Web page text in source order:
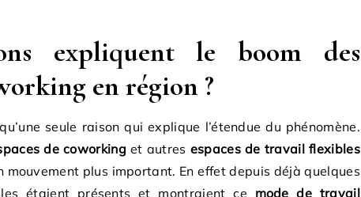
expliquent le boom des
en région ?
seule raison qui explique l’étendue du phénomène.
de coworkinget autres espaces de travail flexibles
mouvement plus important. En effet depuis déjà quelques
étaient présents et montraient ce mode de travail